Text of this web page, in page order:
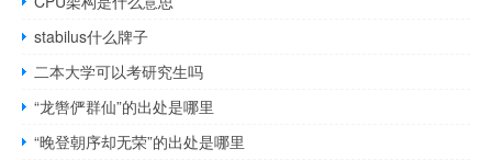
stabilus什么牌子
二本大学可以考研究生吗
“龙辔俨群仙”的出处是哪里
“晚登朝序却无荣”的出处是哪里